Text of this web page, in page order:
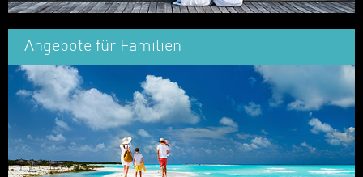
Angebote für Familien